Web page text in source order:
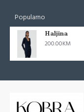
Popularno
Haljina
200.00KM